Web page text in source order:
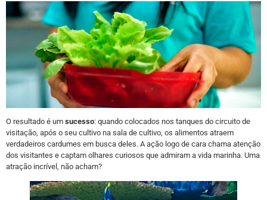
O resultado é um sucesso: quando colocados nos tanques do circuito de
visitação, após o seu cultivo na sala de cultivo, os alimentos atraem
verdadeiros cardumes em busca deles. A ação logo de cara chama atenção
dos visitantes e captam olhares curiosos que admiram a vida marinha. Uma
atração incrível, não acham?